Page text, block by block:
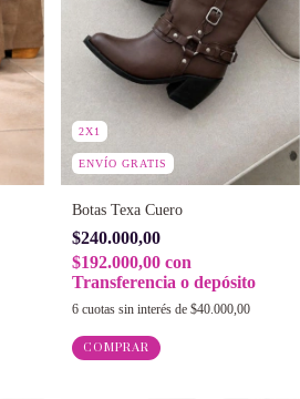
2X1
ENVÍO GRATIS
Botas Texa Cuero
$240.000,00
$192.000,00 con
Transferencia o depósito
6 cuotas sin interés de $40.000,00
COMPRAR